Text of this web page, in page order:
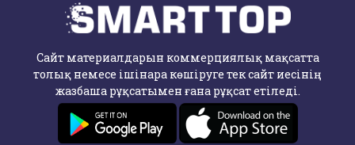
Сайт материалдарын коммерциялық мақсатта
толық немесе ішінара көшіруге тек сайт иесінің
жазбаша рұқсатымен ғана рұқсат етіледі.